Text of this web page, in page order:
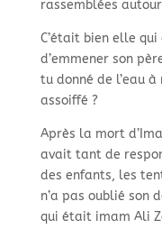
rassemblées
C’était bien elle
d’emmener son
tu donné de l’eau
assoiffé ?
Après la mort
avait tant de
des enfants, les
n’a pas oublié son
qui était imam Ali